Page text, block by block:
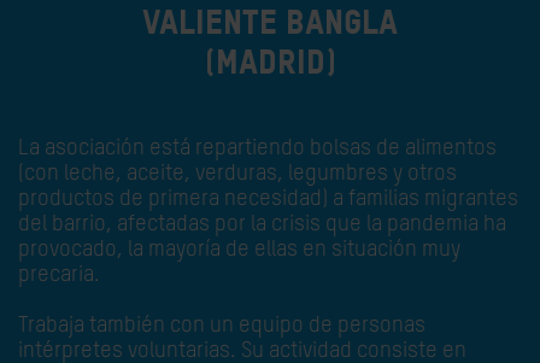
Valiente Bangla
(Madrid)
La asociación está repartiendo bolsas de alimentos
(con leche, aceite, verduras, legumbres y otros
productos de primera necesidad) a familias migrantes
del barrio, afectadas por la crisis que la pandemia ha
provocado, la mayoría de ellas en situación muy
precaria.
Trabaja también con un equipo de personas
intérpretes voluntarias. Su actividad consiste en